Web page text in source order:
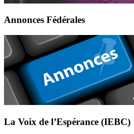
Annonces Fédérales
La Voix de l’Espérance (IEBC)